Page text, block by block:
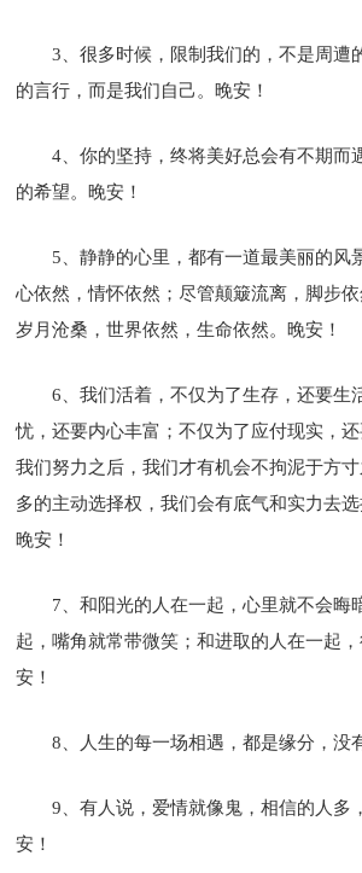
3、很多时候，限制我们的，不是周遭
的言行，而是我们自己。晚安！
4、你的坚持，终将美好总会有不期而
的希望。晚安！
5、静静的心里，都有一道最美丽的风
心依然，情怀依然；尽管颠簸流离，脚步
岁月沧桑，世界依然，生命依然。晚安！
6、我们活着，不仅为了生存，还要生
忧，还要内心丰富；不仅为了应付现实，
我们努力之后，我们才有机会不拘泥于方
多的主动选择权，我们会有底气和实力去选
晚安！
7、和阳光的人在一起，心里就不会晦
起，嘴角就常带微笑；和进取的人在一起
安！
8、人生的每一场相遇，都是缘分，没
9、有人说，爱情就像鬼，相信的人多
安！